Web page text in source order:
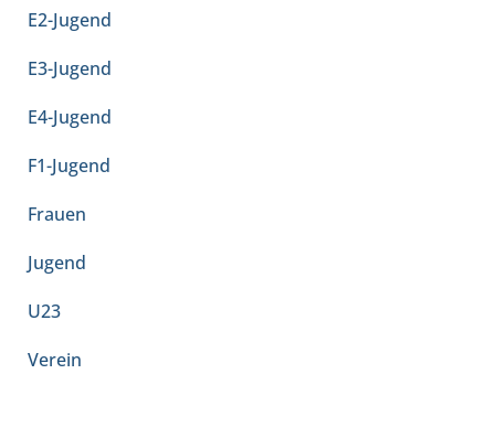
E2-Jugend
E3-Jugend
E4-Jugend
F1-Jugend
Frauen
Jugend
U23
Verein